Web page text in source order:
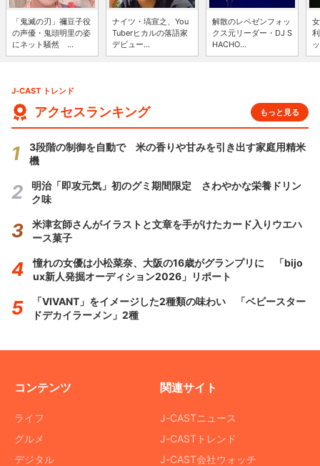
「鬼滅の刃」禰豆子役
の声優・鬼頭明里の姿
にネット騒然 ...
ナイツ・塙宣之、You
Tuberヒカルの落語家
デビュー...
解散のレペゼンフォッ
クス元リーダー・DJ S
HACHO...
J-CAST トレンド
アクセスランキング もっと見る
3段階の制御を自動で 米の香りや甘みを引き出す家庭用精米
機
明治「即攻元気」初のグミ期間限定 さわやかな栄養ドリン
ク味
米津玄師さんがイラストと文章を手がけたカード入りウエハ
ース菓子
憧れの女優は小松菜奈、大阪の16歳がグランプリに 「bijo
ux新人発掘オーディション2026」リポート
「VIVANT」をイメージした2種類の味わい 「ベビースター
ドデカイラーメン」2種
コンテンツ
ライフ
グルメ
デジタル
関連サイト
J-CASTニュース
J-CASTトレンド
J-CAST会社ウォッチ